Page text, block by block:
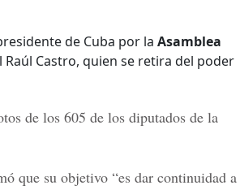
de Cuba por la Asamblea
Castro, quien se retira del poder
de los 605 de los diputados de la
que su objetivo “es dar continuidad a